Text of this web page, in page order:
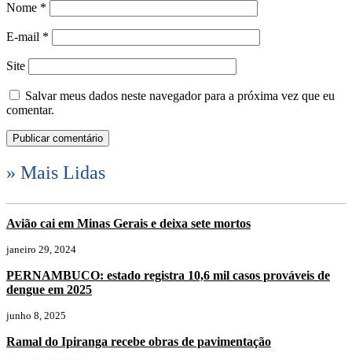
Nome *
E-mail *
Site
Salvar meus dados neste navegador para a próxima vez que eu
comentar.
» Mais Lidas
Avião cai em Minas Gerais e deixa sete mortos
janeiro 29, 2024
PERNAMBUCO: estado registra 10,6 mil casos prováveis de
dengue em 2025
junho 8, 2025
Ramal do Ipiranga recebe obras de pavimentação